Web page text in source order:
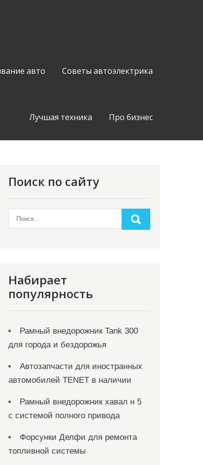
авто Советы автоэлектрика
Лучшая техника Про бизнес
Поиск по сайту
Набирает
популярность
Рамный внедорожник Tank 300
для города и бездорожья
Автозапчасти для иностранных
автомобилей TENET в наличии
Рамный внедорожник хавал н 5
с системой полного привода
Форсунки Делфи для ремонта
топливной системы